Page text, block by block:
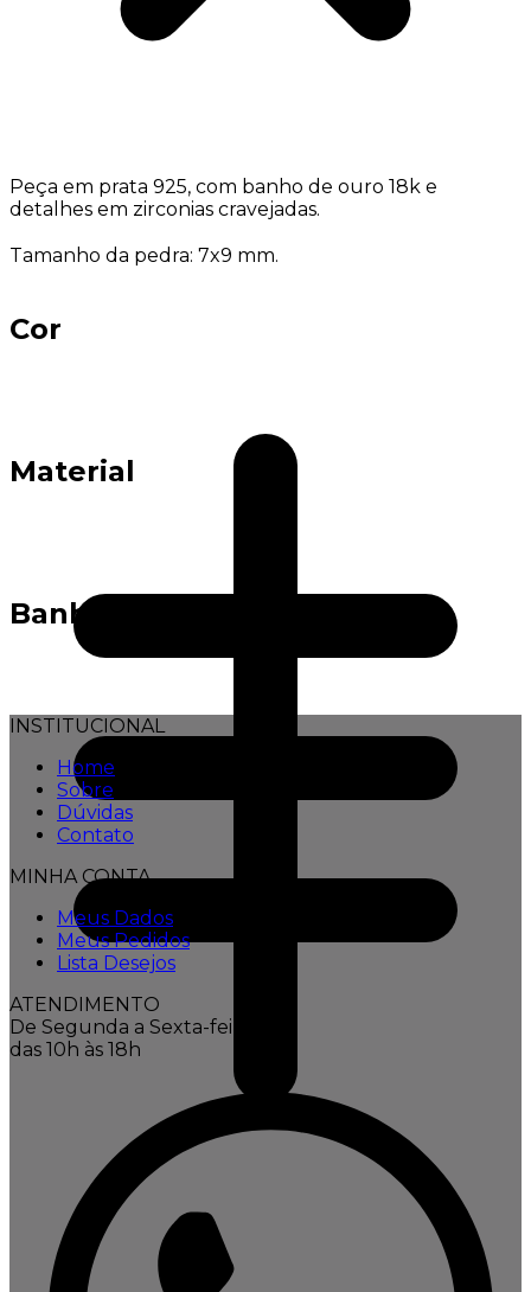
Peça em prata 925, com banho de ouro 18k e
detalhes em zirconias cravejadas.
Tamanho da pedra: 7x9 mm.
Cor
Material
Banho
INSTITUCIONAL
Home
Sobre
Dúvidas
Contato
MINHA CONTA
Meus Dados
Meus Pedidos
Lista Desejos
ATENDIMENTO
De Segunda a Sexta-feira,
das 10h às 18h